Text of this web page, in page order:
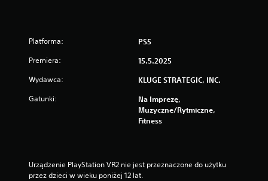
Platforma: PS5
Premiera: 15.5.2025
Wydawca: KLUGE STRATEGIC, INC.
Gatunki:
Na Imprezę,
Muzyczne/rytmiczne,
Fitness
Urządzenie PlayStation VR2 nie jest przeznaczone do użytku
przez dzieci w wieku poniżej 12 lat.